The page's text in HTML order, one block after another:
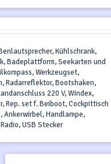
Kühlschrank,
Badeplattform, Seekarten und
Werkzeugset,
Radarreflektor, Bootshaken,
220 V, Windex,
Rep. set f. Beiboot, Cockpittisch
Ankerwirbel, Handlampe,
USB Stecker